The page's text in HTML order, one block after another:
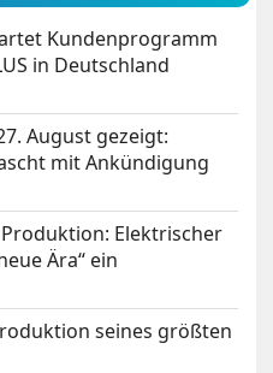
Kundenprogramm
in Deutschland
August gezeigt:
mit Ankündigung
Elektrischer
Ära“ ein
seines größten